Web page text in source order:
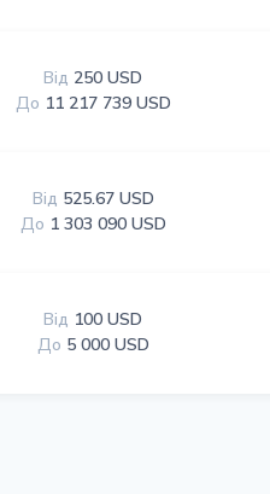
Від 250 USD
До 11 217 739 USD
Від 525.67 USD
До 1 303 090 USD
Від 100 USD
До 5 000 USD